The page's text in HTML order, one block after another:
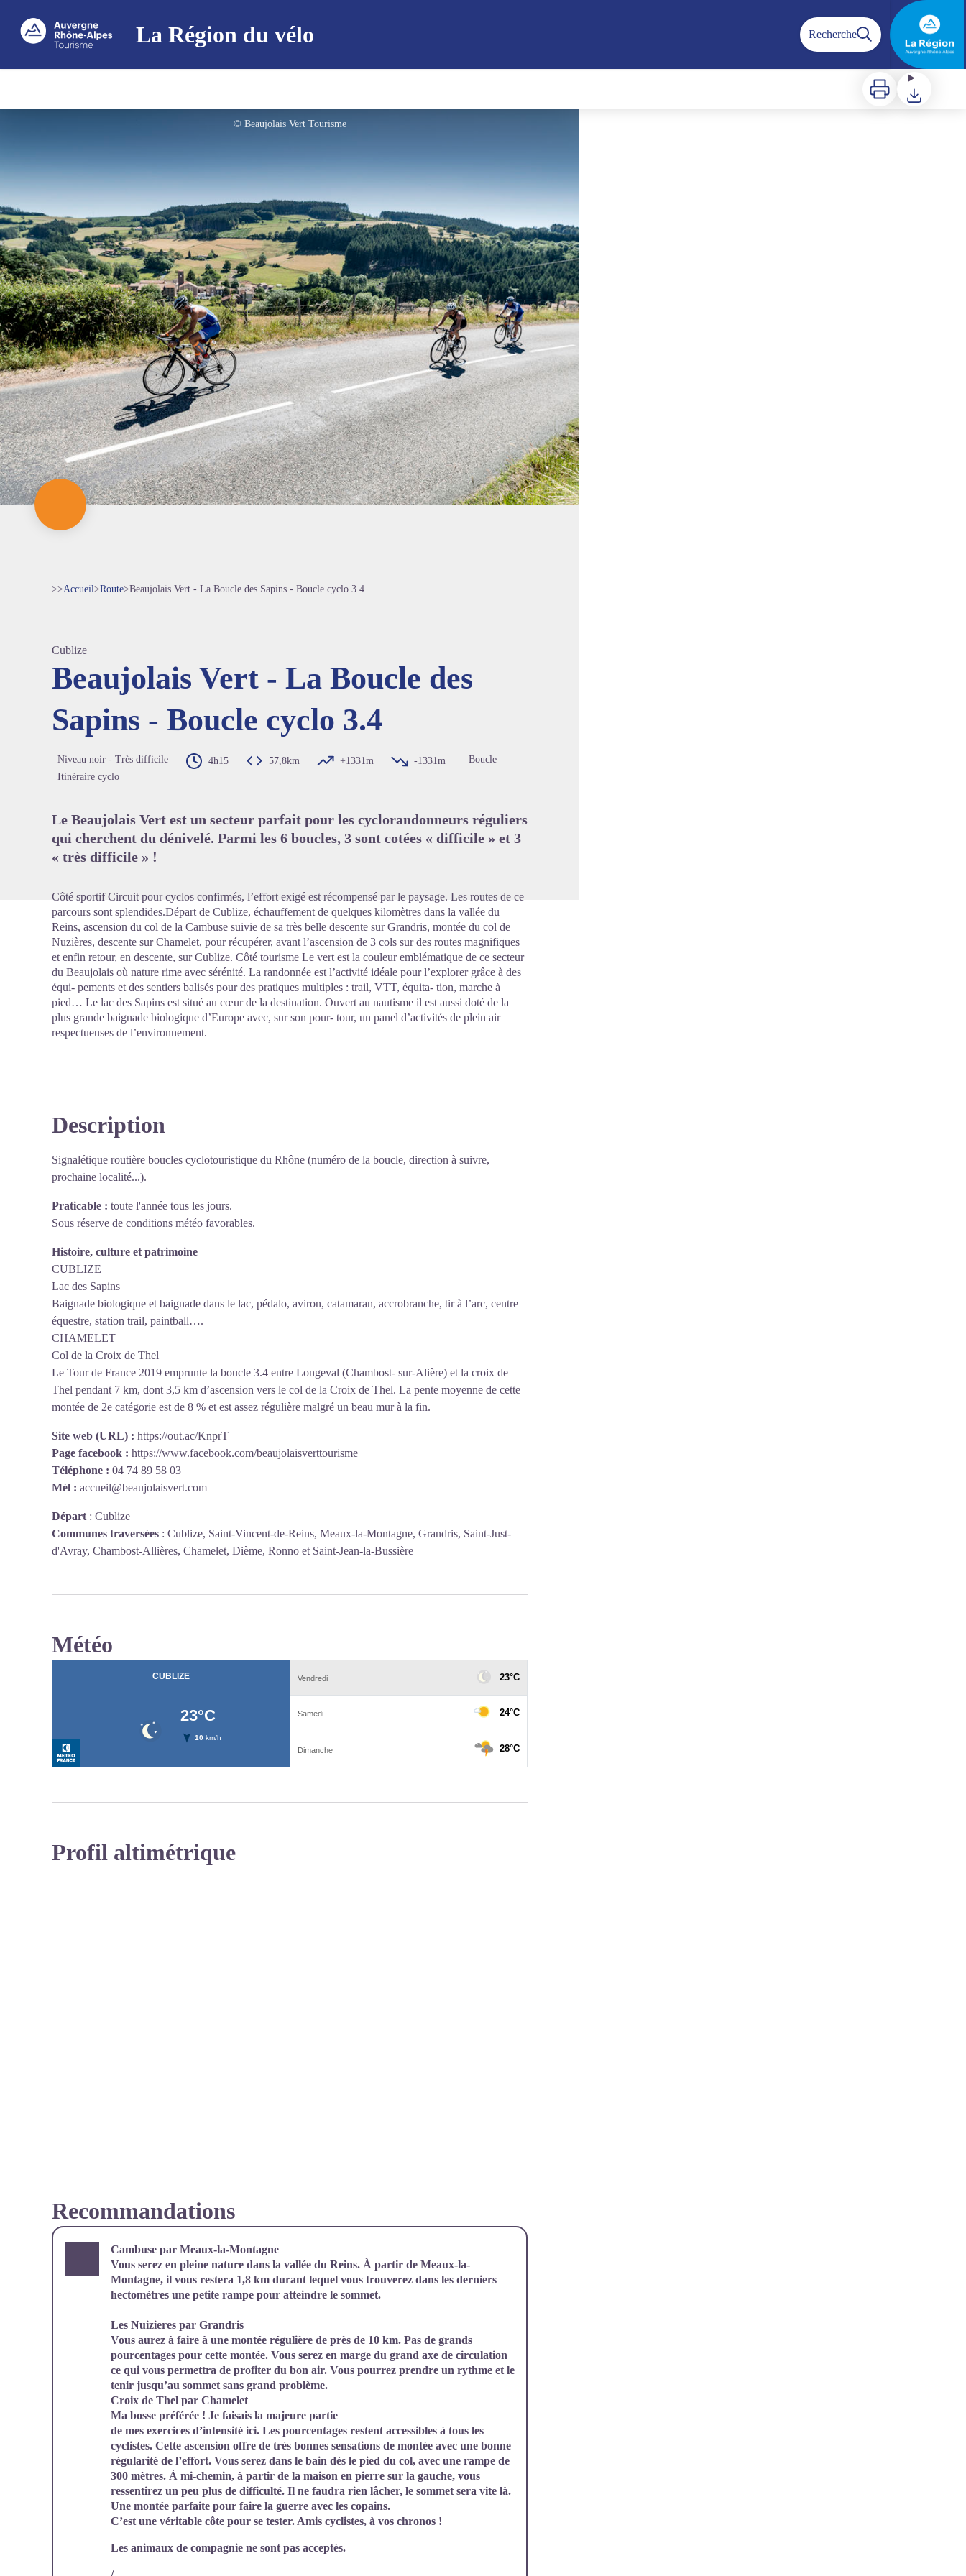
La Région du vélo Recherche
Imprimer Télécharger
© Beaujolais Vert Tourisme
Voir l'image en plein écran
>>Accueil>Route>Beaujolais Vert - La Boucle des Sapins - Boucle cyclo 3.4
Cublize
Beaujolais Vert - La Boucle des
Sapins - Boucle cyclo 3.4
Niveau noir - Très difficile 4h15 57,8km +1331m -1331m
Boucle
Itinéraire cyclo
Le Beaujolais Vert est un secteur parfait pour les cyclorandonneurs réguliers
qui cherchent du dénivelé. Parmi les 6 boucles, 3 sont cotées « difficile » et 3
« très difficile » !
Côté sportif Circuit pour cyclos confirmés, l’effort exigé est récompensé par le paysage. Les routes de ce
parcours sont splendides.Départ de Cublize, échauffement de quelques kilomètres dans la vallée du
Reins, ascension du col de la Cambuse suivie de sa très belle descente sur Grandris, montée du col de
Nuzières, descente sur Chamelet, pour récupérer, avant l’ascension de 3 cols sur des routes magnifiques
et enfin retour, en descente, sur Cublize. Côté tourisme Le vert est la couleur emblématique de ce secteur
du Beaujolais où nature rime avec sérénité. La randonnée est l’activité idéale pour l’explorer grâce à des
équi- pements et des sentiers balisés pour des pratiques multiples : trail, VTT, équita- tion, marche à
pied… Le lac des Sapins est situé au cœur de la destination. Ouvert au nautisme il est aussi doté de la
plus grande baignade biologique d’Europe avec, sur son pour- tour, un panel d’activités de plein air
respectueuses de l’environnement.
Description
Signalétique routière boucles cyclotouristique du Rhône (numéro de la boucle, direction à suivre,
prochaine localité...).
Praticable : toute l'année tous les jours.
Sous réserve de conditions météo favorables.
Histoire, culture et patrimoine
CUBLIZE
Lac des Sapins
Baignade biologique et baignade dans le lac, pédalo, aviron, catamaran, accrobranche, tir à l’arc, centre
équestre, station trail, paintball….
CHAMELET
Col de la Croix de Thel
Le Tour de France 2019 emprunte la boucle 3.4 entre Longeval (Chambost- sur-Alière) et la croix de
Thel pendant 7 km, dont 3,5 km d’ascension vers le col de la Croix de Thel. La pente moyenne de cette
montée de 2e catégorie est de 8 % et est assez régulière malgré un beau mur à la fin.
Site web (URL) : https://out.ac/KnprT
Page facebook : https://www.facebook.com/beaujolaisverttourisme
Téléphone : 04 74 89 58 03
Mél : accueil@beaujolaisvert.com
Départ : Cublize
Communes traversées : Cublize, Saint-Vincent-de-Reins, Meaux-la-Montagne, Grandris, Saint-Just-
d'Avray, Chambost-Allières, Chamelet, Dième, Ronno et Saint-Jean-la-Bussière
Météo
Profil altimétrique
Recommandations
Cambuse par Meaux-la-Montagne
Vous serez en pleine nature dans la vallée du Reins. À partir de Meaux-la-
Montagne, il vous restera 1,8 km durant lequel vous trouverez dans les derniers
hectomètres une petite rampe pour atteindre le sommet.
Les Nuizieres par Grandris
Vous aurez à faire à une montée régulière de près de 10 km. Pas de grands
pourcentages pour cette montée. Vous serez en marge du grand axe de circulation
ce qui vous permettra de profiter du bon air. Vous pourrez prendre un rythme et le
tenir jusqu’au sommet sans grand problème.
Croix de Thel par Chamelet
Ma bosse préférée ! Je faisais la majeure partie
de mes exercices d’intensité ici. Les pourcentages restent accessibles à tous les
cyclistes. Cette ascension offre de très bonnes sensations de montée avec une bonne
régularité de l’effort. Vous serez dans le bain dès le pied du col, avec une rampe de
300 mètres. À mi-chemin, à partir de la maison en pierre sur la gauche, vous
ressentirez un peu plus de difficulté. Il ne faudra rien lâcher, le sommet sera vite là.
Une montée parfaite pour faire la guerre avec les copains.
C’est une véritable côte pour se tester. Amis cyclistes, à vos chronos !
Les animaux de compagnie ne sont pas acceptés.